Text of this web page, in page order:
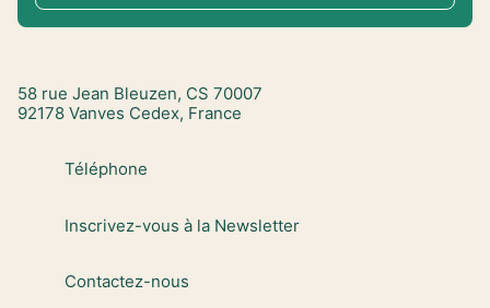
58 rue Jean Bleuzen, CS 70007
92178 Vanves Cedex, France
Téléphone
Inscrivez-vous à la Newsletter
Contactez-nous